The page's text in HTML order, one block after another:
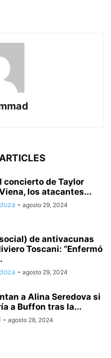
concierto de Taylor
los atacantes...
- agosto 29, 2024
de antivacunas
Toscani: “Enfermó
- agosto 29, 2024
a Alina Seredova si
a Buffon tras la...
- agosto 28, 2024